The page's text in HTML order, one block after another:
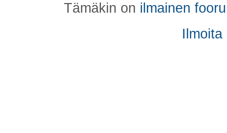
Tämäkin on ilmainen